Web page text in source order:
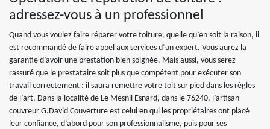
adressez-vous à un professionnel
Quand vous voulez faire réparer votre toiture, quelle qu’en soit la raison, il
est recommandé de faire appel aux services d’un expert. Vous aurez la
garantie d’avoir une prestation bien soignée. Mais aussi, vous serez
rassuré que le prestataire soit plus que compétent pour exécuter son
travail correctement : il saura remettre votre toit sur pied dans les règles
de l’art. Dans la localité de Le Mesnil Esnard, dans le 76240, l’artisan
couvreur G.David Couverture est celui en qui les propriétaires ont placé
leur confiance, d’abord pour son professionnalisme, puis pour ses